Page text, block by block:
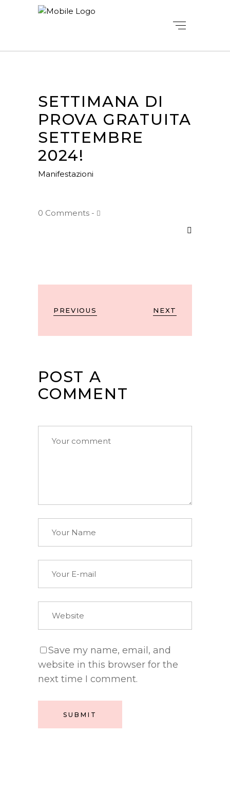
SETTIMANA DI
PROVA GRATUITA
SETTEMBRE
2024!
Manifestazioni
0 Comments
PREVIOUS NEXT
POST A
COMMENT
Save my name, email, and
website in this browser for the
next time I comment.
SUBMIT